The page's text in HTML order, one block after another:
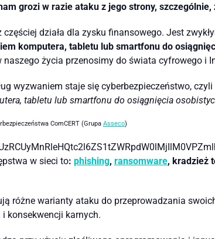
grozi w razie ataku z jego strony,
częściej działa dla zysku finansowego. Jest
komputera, tabletu lub smartfonu do
naszego życia przenosimy do świata cyfrowego i
wyzwaniem staje się cyberbezpieczeństwo,
tabletu lub smartfonu do osiągnięcia
ComCERT (Grupa Asseco)
w sieci to: phishing, ransomware, kradzież
różne warianty ataku do przeprowadzania
konsekwencji karnych.